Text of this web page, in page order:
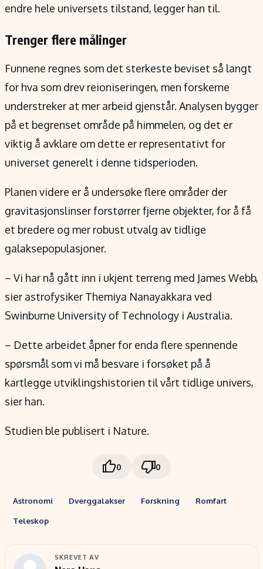
endre hele universets tilstand, legger han til.
Trenger flere målinger
Funnene regnes som det sterkeste beviset så langt
for hva som drev reioniseringen, men forskerne
understreker at mer arbeid gjenstår. Analysen bygger
på et begrenset område på himmelen, og det er
viktig å avklare om dette er representativt for
universet generelt i denne tidsperioden.
Planen videre er å undersøke flere områder der
gravitasjonslinser forstørrer fjerne objekter, for å få
et bredere og mer robust utvalg av tidlige
galaksepopulasjoner.
– Vi har nå gått inn i ukjent terreng med James Webb,
sier astrofysiker Themiya Nanayakkara ved
Swinburne University of Technology i Australia.
– Dette arbeidet åpner for enda flere spennende
spørsmål som vi må besvare i forsøket på å
kartlegge utviklingshistorien til vårt tidlige univers,
sier han.
Studien ble publisert i Nature.
0 0
Astronomi Dverggalakser Forskning
Romfart
Teleskop
SKREVET AV